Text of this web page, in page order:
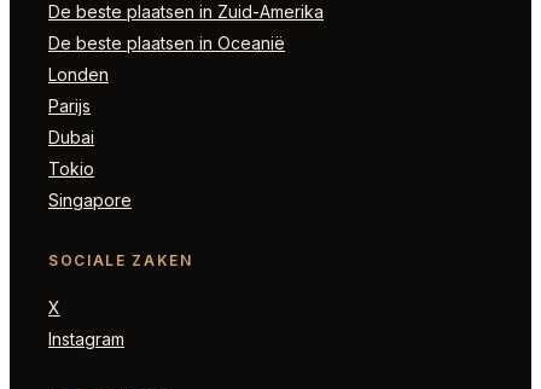
De beste plaatsen in Zuid-Amerika
De beste plaatsen in Oceanië
Londen
Parijs
Dubai
Tokio
Singapore
SOCIALE ZAKEN
X
Instagram